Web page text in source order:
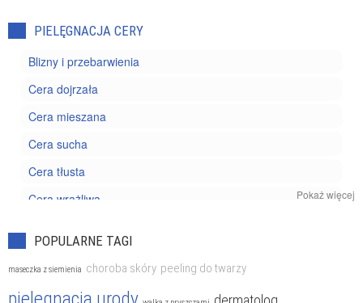
PIELĘGNACJA CERY
Blizny i przebarwienia
Cera dojrzała
Cera mieszana
Cera sucha
Cera tłusta
Cera wrażliwa
Pokaż więcej
POPULARNE TAGI
maseczka z siemienia choroba skóry peeling do twarzy